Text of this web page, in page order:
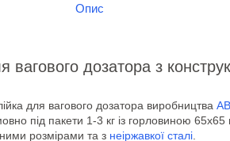
Опис
вагового дозатора з
для вагового дозатора виробництва
під пакети 1-3 кг із горловиною
розмірами та з неіржавкої сталі.